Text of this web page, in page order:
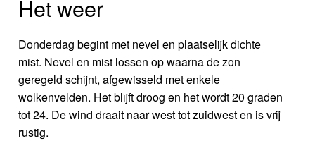
Het weer
Donderdag begint met nevel en plaatselijk dichte
mist. Nevel en mist lossen op waarna de zon
geregeld schijnt, afgewisseld met enkele
wolkenvelden. Het blijft droog en het wordt 20 graden
tot 24. De wind draait naar west tot zuidwest en is vrij
rustig.